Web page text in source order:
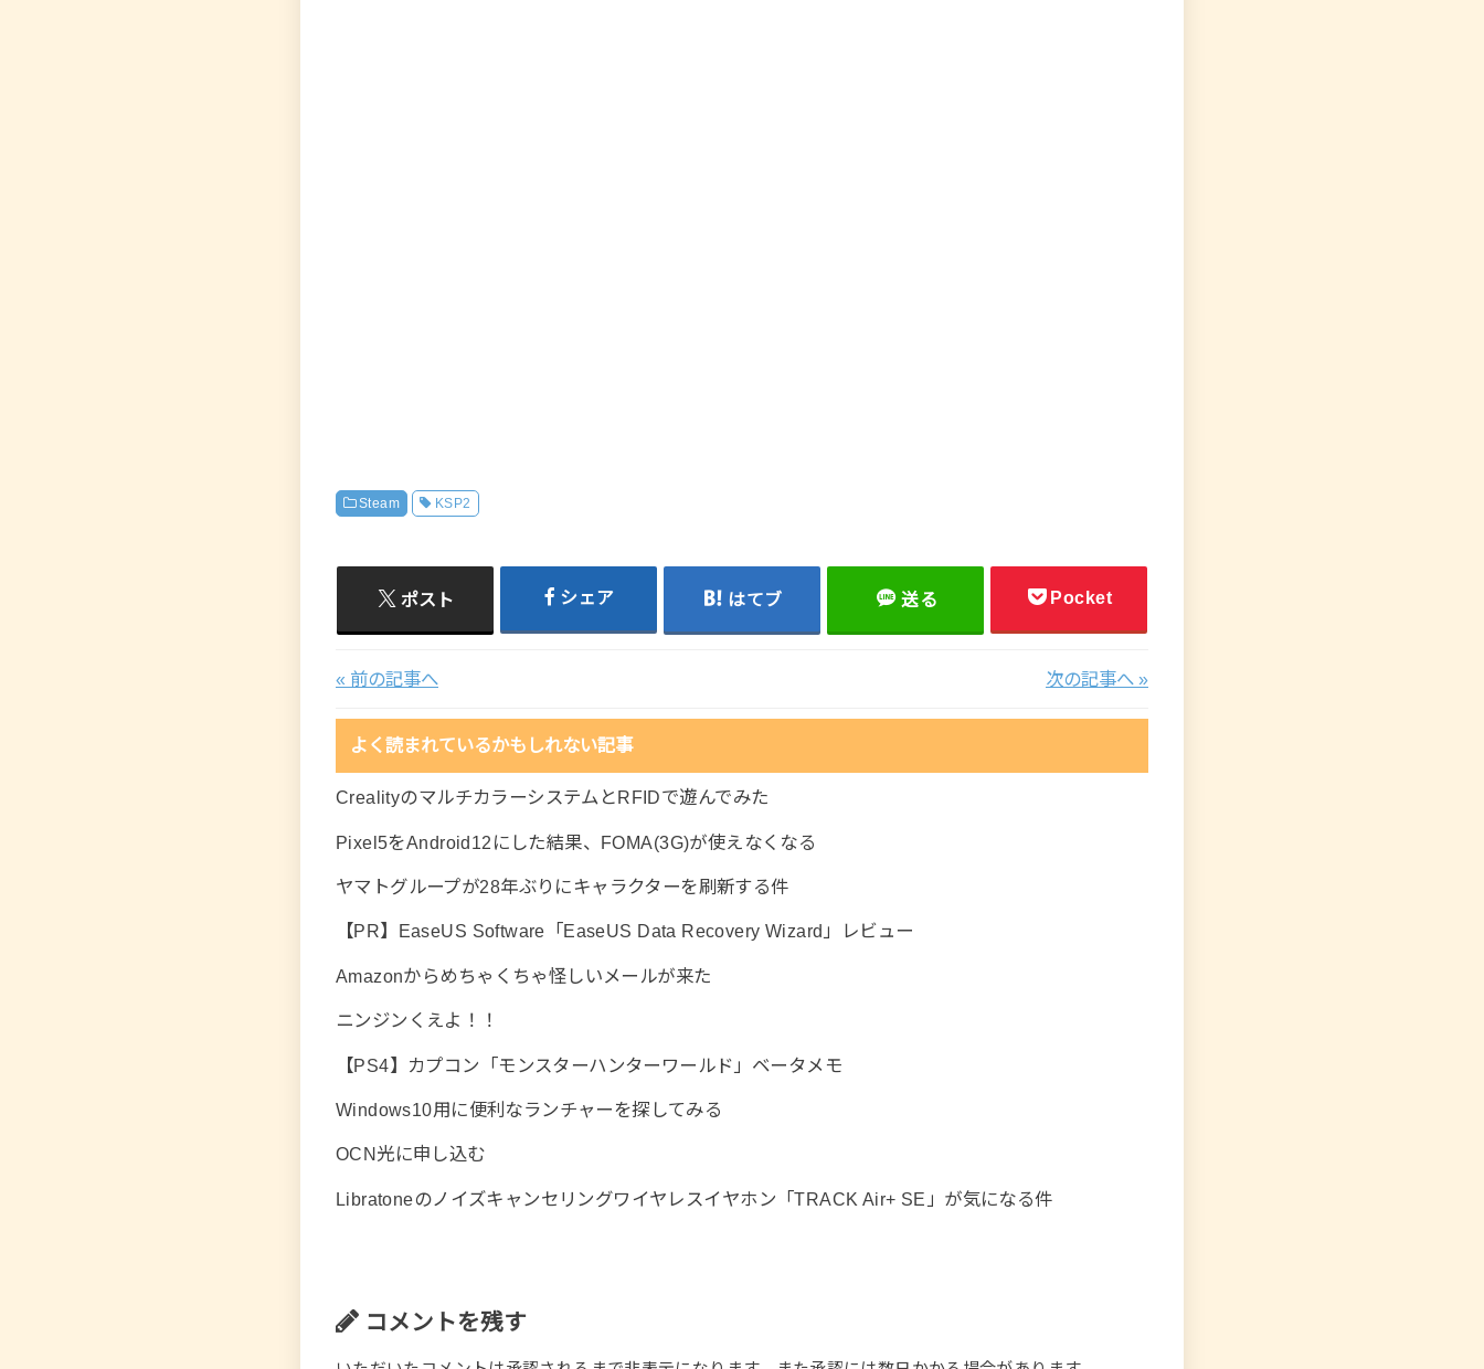
Steam KSP2
ポスト シェア はてブ 送る Pocket
« 前の記事へ 次の記事へ »
よく読まれているかもしれない記事
CrealityのマルチカラーシステムとRFIDで遊んでみた
Pixel5をAndroid12にした結果、FOMA(3G)が使えなくなる
ヤマトグループが28年ぶりにキャラクターを刷新する件
【PR】EaseUS Software「EaseUS Data Recovery Wizard」レビュー
Amazonからめちゃくちゃ怪しいメールが来た
ニンジンくえよ！！
【PS4】カプコン「モンスターハンターワールド」ベータメモ
Windows10用に便利なランチャーを探してみる
OCN光に申し込む
Libratoneのノイズキャンセリングワイヤレスイヤホン「TRACK Air+ SE」が気になる件
コメントを残す